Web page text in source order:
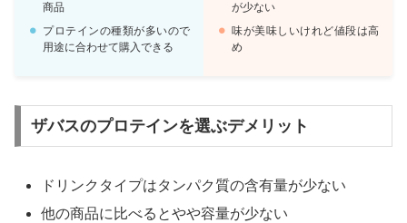
商品
プロテインの種類が多いので
用途に合わせて購入できる
が少ない
味が美味しいけれど値段は高
め
ザバスのプロテインを選ぶデメリット
ドリンクタイプはタンパク質の含有量が少ない
他の商品に比べるとやや容量が少ない